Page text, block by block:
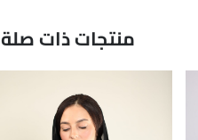
منتجات ذات صلة